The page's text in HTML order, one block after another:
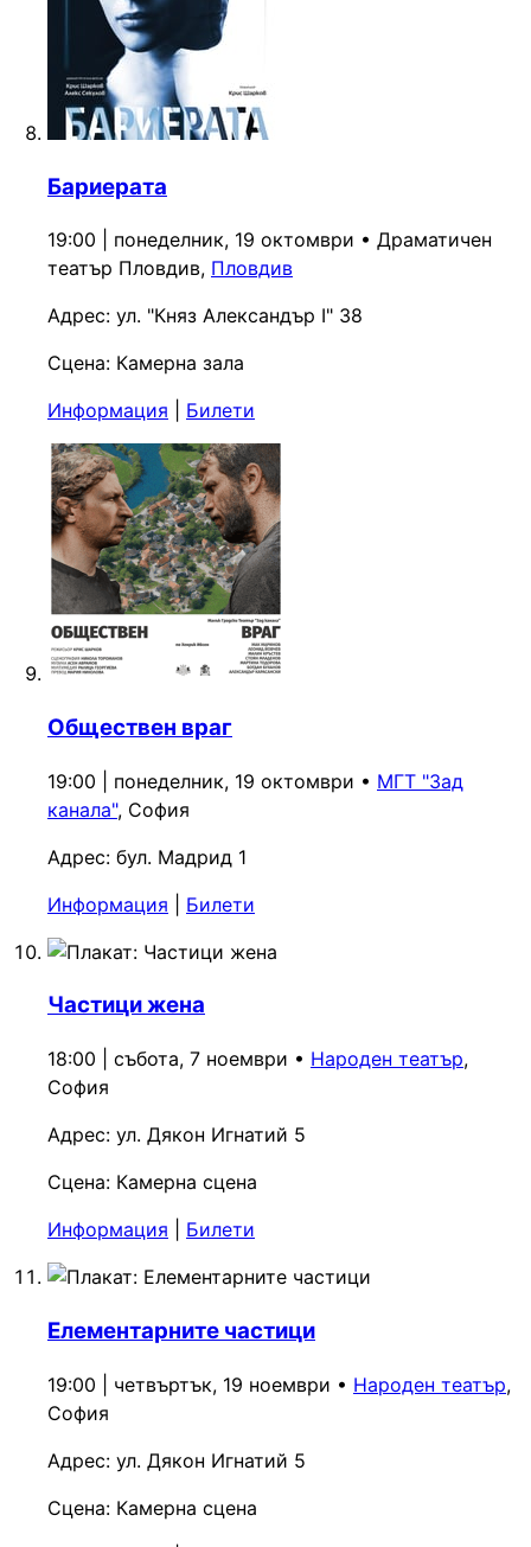
Бариерата
19:00 | понеделник, 19 октомври • Драматичен
театър Пловдив, Пловдив
Адрес: ул. "Княз Александър I" 38
Сцена: Камерна зала
Информация
Билети
Обществен враг
19:00 | понеделник, 19 октомври • МГТ "Зад
канала", София
Адрес: бул. Мадрид 1
Информация
Билети
Частици жена
18:00 | събота, 7 ноември • Народен театър,
София
Адрес: ул. Дякон Игнатий 5
Сцена: Камерна сцена
Информация
Билети
Елементарните частици
19:00 | четвъртък, 19 ноември • Народен театър,
София
Адрес: ул. Дякон Игнатий 5
Сцена: Камерна сцена